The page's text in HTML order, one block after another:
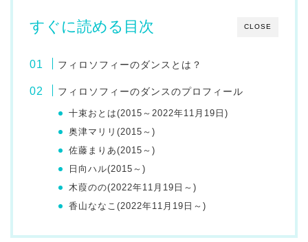
CLOSE
すぐに読める目次
フィロソフィーのダンスとは？
フィロソフィーのダンスのプロフィール
十束おとは(2015～2022年11月19日)
奥津マリリ(2015～)
佐藤まりあ(2015～)
日向ハル(2015～)
木葭のの(2022年11月19日～)
香山ななこ(2022年11月19日～)